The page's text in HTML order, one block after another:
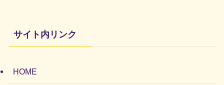
サイト内リンク
HOME